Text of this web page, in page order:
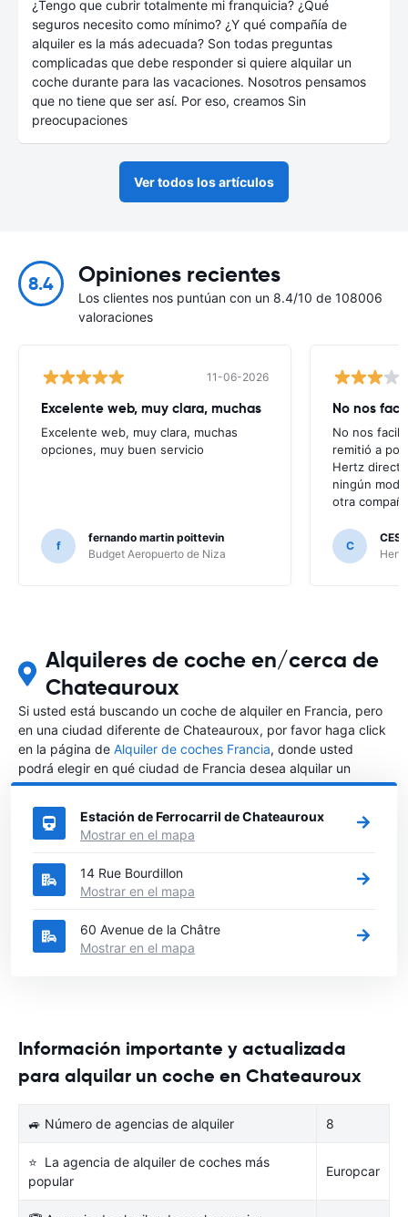
¿Tengo que cubrir totalmente mi franquicia? ¿Qué
seguros necesito como mínimo? ¿Y qué compañía de
alquiler es la más adecuada? Son todas preguntas
complicadas que debe responder si quiere alquilar un
coche durante para las vacaciones. Nosotros pensamos
que no tiene que ser así. Por eso, creamos Sin
preocupaciones
Ver todos los artículos
8.4 Opiniones recientes
Los clientes nos puntúan con un 8.4/10 de 108006
valoraciones
11-06-2026
Excelente web, muy clara, muchas
Excelente web, muy clara, muchas
opciones, muy buen servicio
f
fernando martin poittevin
Budget Aeropuerto de Niza
No nos
No nos
remitió a
Hertz
ningún
otra
C
Alquileres de coche en/cerca de
Chateauroux
Si usted está buscando un coche de alquiler en Francia, pero
en una ciudad diferente de Chateauroux, por favor haga click
en la página de Alquiler de coches Francia, donde usted
podrá elegir en qué ciudad de Francia desea alquilar un
coche.
Estación de Ferrocarril de Chateauroux
Mostrar en el mapa
14 Rue Bourdillon
Mostrar en el mapa
60 Avenue de la Châtre
Mostrar en el mapa
Información importante y actualizada
para alquilar un coche en Chateauroux
🚙 Número de agencias de alquiler 8
⭐ La agencia de alquiler de coches más
popular
Europcar